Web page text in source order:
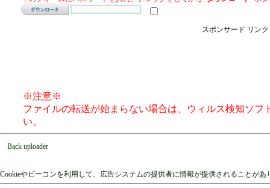
スポンサード リンク
※注意※
ファイルの転送が始まらない場合は、ウィルス検知ソ
い。
Back uploader
Cookieやビーコンを利用して、広告システムの提供者に情報が提供されることが